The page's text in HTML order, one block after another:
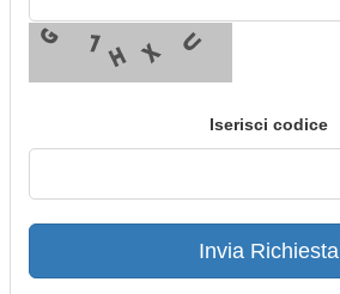
Iserisci codice
Invia Richiesta